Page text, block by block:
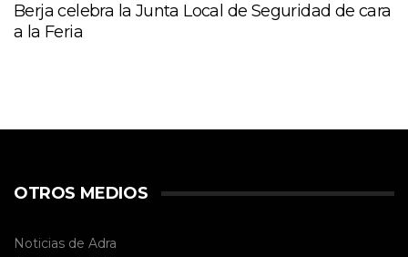
Berja celebra la Junta Local de Seguridad de cara
a la Feria
OTROS MEDIOS
Noticias de Adra